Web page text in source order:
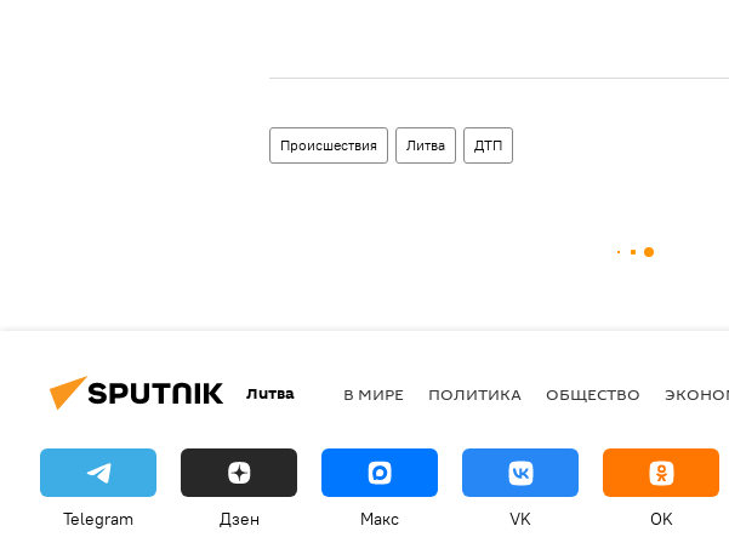
Происшествия Литва ДТП
Литва В МИРЕ ПОЛИТИКА ОБЩЕСТВО
Telegram Дзен Макс VK OK